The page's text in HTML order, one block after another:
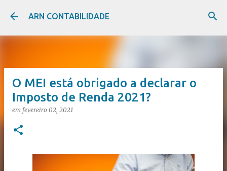
Pular para o conteúdo principal
ARN CONTABILIDADE
O MEI está obrigado a declarar o
Imposto de Renda 2021?
em fevereiro 02, 2021